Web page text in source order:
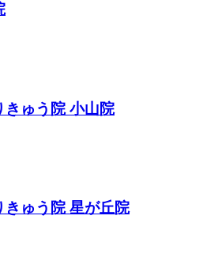
きゅう院 小山院
きゅう院 星が丘院